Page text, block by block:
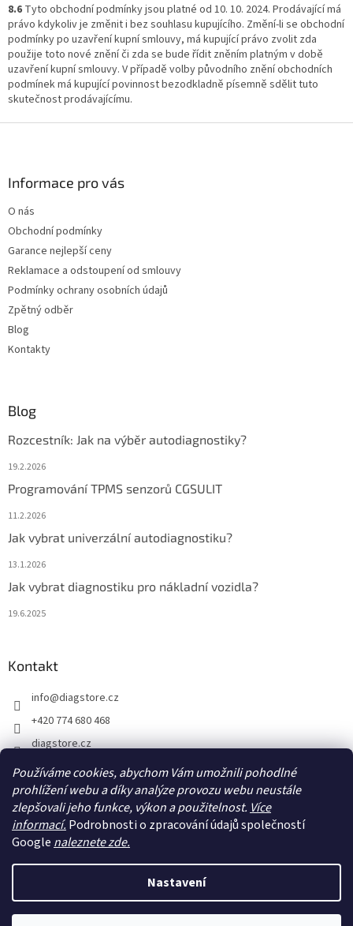
Používáme cookies, abychom Vám umožnili pohodlné
prohlížení webu a díky analýze provozu webu neustále
zlepšovali jeho funkce, výkon a použitelnost. Více
informací. Podrobnosti o zpracování údajů společností
Google naleznete zde.
Nastavení
8.6 Tyto obchodní podmínky jsou platné od 10. 10. 2024. Prodávající má
právo kdykoliv je změnit i bez souhlasu kupujícího. Změní-li se obchodní
podmínky po uzavření kupní smlouvy, má kupující právo zvolit zda
použije toto nové znění či zda se bude řídit zněním platným v době
uzavření kupní smlouvy. V případě volby původního znění obchodních
podmínek má kupující povinnost bezodkladně písemně sdělit tuto
skutečnost prodávajícímu.
Informace pro vás
O nás
Obchodní podmínky
Garance nejlepší ceny
Reklamace a odstoupení od smlouvy
Podmínky ochrany osobních údajů
Zpětný odběr
Blog
Kontakty
Blog
Rozcestník: Jak na výběr autodiagnostiky?
19.2.2026
Programování TPMS senzorů CGSULIT
11.2.2026
Jak vybrat univerzální autodiagnostiku?
13.1.2026
Jak vybrat diagnostiku pro nákladní vozidla?
19.6.2025
Kontakt
info@diagstore.cz
+420 774 680 468
diagstore.cz
diagstorecz
diagstore
@diagstorecz
Copyright 2026diagstore.cz. Všechna práva vyhrazena.Upravit